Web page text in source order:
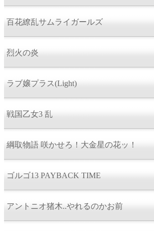
百花繚乱サムライガールズ
烈火の炎
ラブ嬢プラス(Light)
戦国乙女3 乱
綱取物語 咲かせろ！大金星の花ッ！
ゴルゴ13 PAYBACK TIME
アントニオ猪木..やれるのかお前